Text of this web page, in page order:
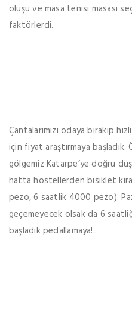
oluşu ve masa tenisi masası
faktörlerdi.
Çantalarımızı odaya bırakıp
için fiyat araştırmaya
gölgemiz Katarpe’ye doğru
hatta hostellerden bisiklet
pezo, 6 saatlik 4000 pezo).
geçemeyecek olsak da 6
başladık pedallamaya!..